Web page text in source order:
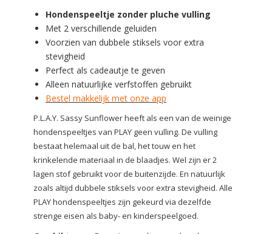
Hondenspeeltje zonder pluche vulling
Met 2 verschillende geluiden
Voorzien van dubbele stiksels voor extra
stevigheid
Perfect als cadeautje te geven
Alleen natuurlijke verfstoffen gebruikt
Bestel makkelijk met onze app
P.L.A.Y. Sassy Sunflower heeft als een van de weinige
hondenspeeltjes van PLAY geen vulling. De vulling
bestaat helemaal uit de bal, het touw en het
krinkelende materiaal in de blaadjes. Wel zijn er 2
lagen stof gebruikt voor de buitenzijde. En natuurlijk
zoals altijd dubbele stiksels voor extra stevigheid. Alle
PLAY hondenspeeltjes zijn gekeurd via dezelfde
strenge eisen als baby- en kinderspeelgoed.